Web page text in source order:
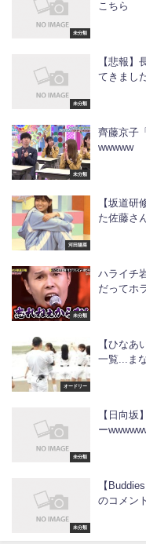
未分類
こちら
未分類
【悲報
てきまし
未分類
齊藤京子
wwwww
河田陽菜
【坂道研
た佐藤さ
未分類
ハライチ
だってホ
オードリー
【ひなあ
一覧...ま
未分類
【日向坂
ー
未分類
【
のコメン